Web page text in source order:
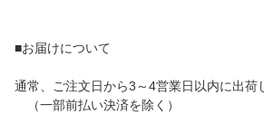
■お届けについて
通常、ご注文日から3～4営業日以内に出荷
（一部前払い決済を除く）